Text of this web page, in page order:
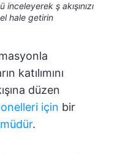
ş akışınızı
hale getirin
katılımını
düzen
için bir
.